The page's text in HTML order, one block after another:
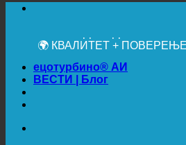
🌍 КВАЛИТЕТ +
ецотурбино® АИ
ВЕСТИ | Блог